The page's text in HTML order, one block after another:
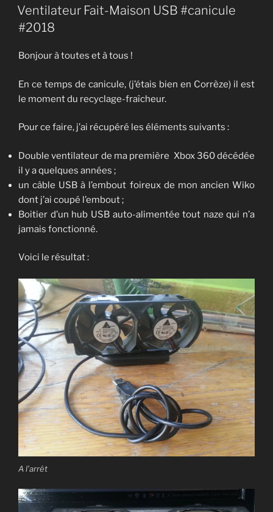
LE
Ventilateur Fait-Maison USB #canicule
#2018
Bonjour à toutes et à tous !
En ce temps de canicule, (j’étais bien en Corrèze) il est
le moment du recyclage-fraîcheur.
Pour ce faire, j’ai récupéré les éléments suivants :
Double ventilateur de ma première Xbox 360 décédée
il y a quelques années ;
un câble USB à l’embout foireux de mon ancien Wiko
dont j’ai coupé l’embout ;
Boitier d’un hub USB auto-alimentée tout naze qui n’a
jamais fonctionné.
Voici le résultat :
A l’arrêt